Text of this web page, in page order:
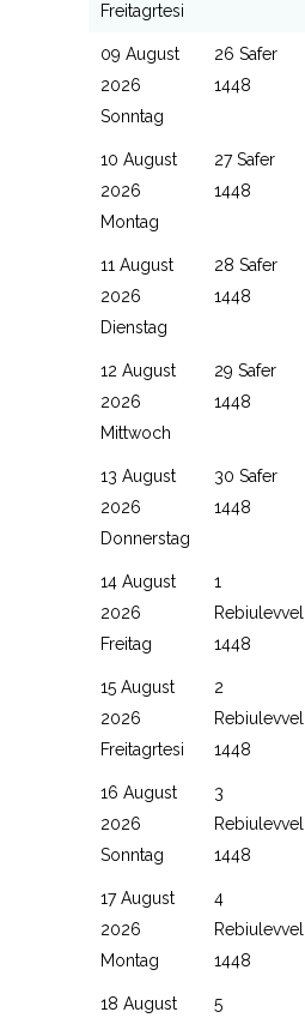
Freitagrtesi
09 August
2026
Sonntag
26 Safer
1448
10 August
2026
Montag
27 Safer
1448
11 August
2026
Dienstag
28 Safer
1448
12 August
2026
Mittwoch
29 Safer
1448
13 August
2026
Donnerstag
30 Safer
1448
14 August
2026
Freitag
1
Rebiulevvel
1448
15 August
2026
Freitagrtesi
2
Rebiulevvel
1448
16 August
2026
Sonntag
3
Rebiulevvel
1448
17 August
2026
Montag
4
Rebiulevvel
1448
18 August
5